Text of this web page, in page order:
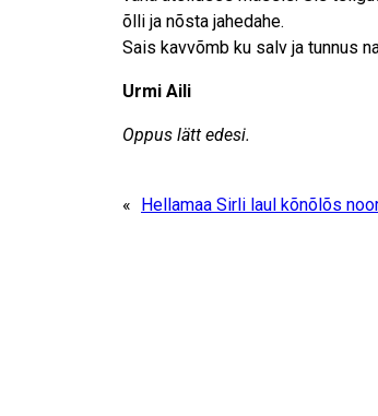
õlli ja nõsta jahedahe.
Sais kavvõmb ku salv ja tunnus
Urmi Aili
Oppus lätt edesi.
« Hellamaa Sirli laul kõnõlõs